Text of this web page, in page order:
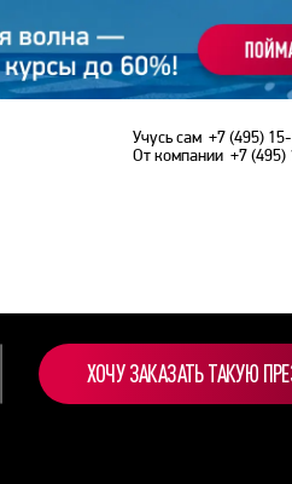
Учусь сам +7 (495)
От компании +7 (495)
ХОЧУ ЗАКАЗАТЬ ТАКУЮ